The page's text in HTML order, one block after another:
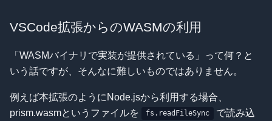
VSCode拡張からのWASMの利用
「WASMバイナリで実装が提供されている」って何？と
いう話ですが、そんなに難しいものではありません。
例えば本拡張のようにNode.jsから利用する場合、
prism.wasmというファイルを
fs.readFileSync
で読み込